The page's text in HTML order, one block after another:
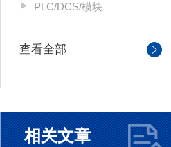
PLC/DCS/模块
查看全部
相关文章